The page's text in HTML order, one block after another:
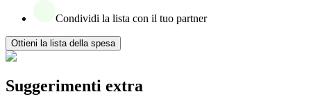
Condividi la lista con il tuo partner
Ottieni la lista della spesa
Suggerimenti extra